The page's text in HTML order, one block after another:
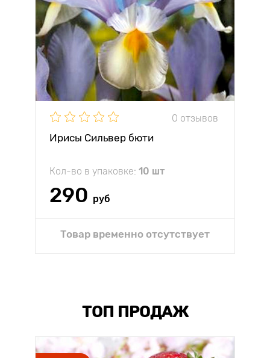
0 отзывов
Ирисы Сильвер бюти
Кол-во в упаковке: 10 шт
290 руб
Товар временно отсутствует
ТОП ПРОДАЖ